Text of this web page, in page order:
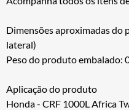
Dimensões aproximadas do
lateral)
Peso do produto embalado:
Aplicação do produto
Honda - CRF 1000L Africa